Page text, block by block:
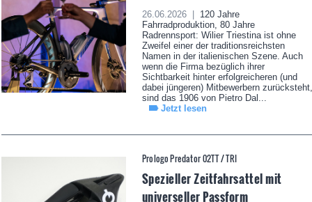
26.06.2026 |
120 Jahre
Fahrradproduktion, 80 Jahre
Radrennsport: Wilier Triestina ist ohne
Zweifel einer der traditionsreichsten
Namen in der italienischen Szene. Auch
wenn die Firma bezüglich ihrer
Sichtbarkeit hinter erfolgreicheren (und
dabei jüngeren) Mitbewerbern zurücksteht,
sind das 1906 von Pietro Dal...
Jetzt lesen
Prologo Predator 02TT / TRI
Spezieller Zeitfahrsattel mit
universeller Passform